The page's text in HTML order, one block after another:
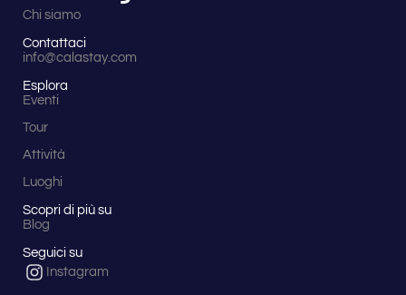
Chi siamo
Contattaci
info@calastay.com
Esplora
Eventi
Tour
Attività
Luoghi
Scopri di più su
Blog
Seguici su
Instagram